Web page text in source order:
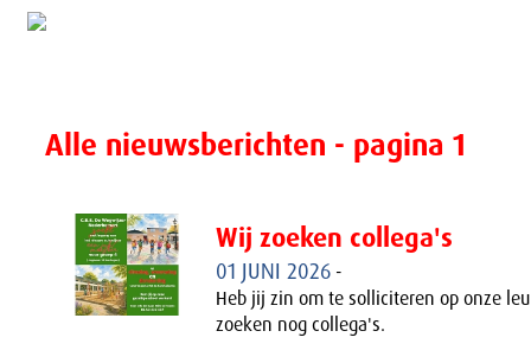
Alle nieuwsberichten - pagina 1
Wij zoeken collega's
01 JUNI 2026-
Heb jij zin om te solliciteren op onze
zoeken nog collega's.